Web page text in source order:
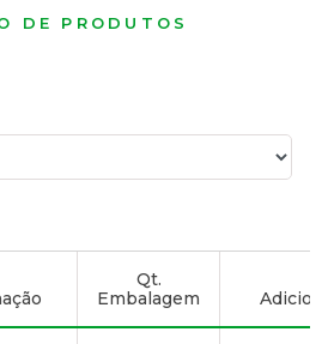
DE PRODUTOS
Qt.
Embalagem